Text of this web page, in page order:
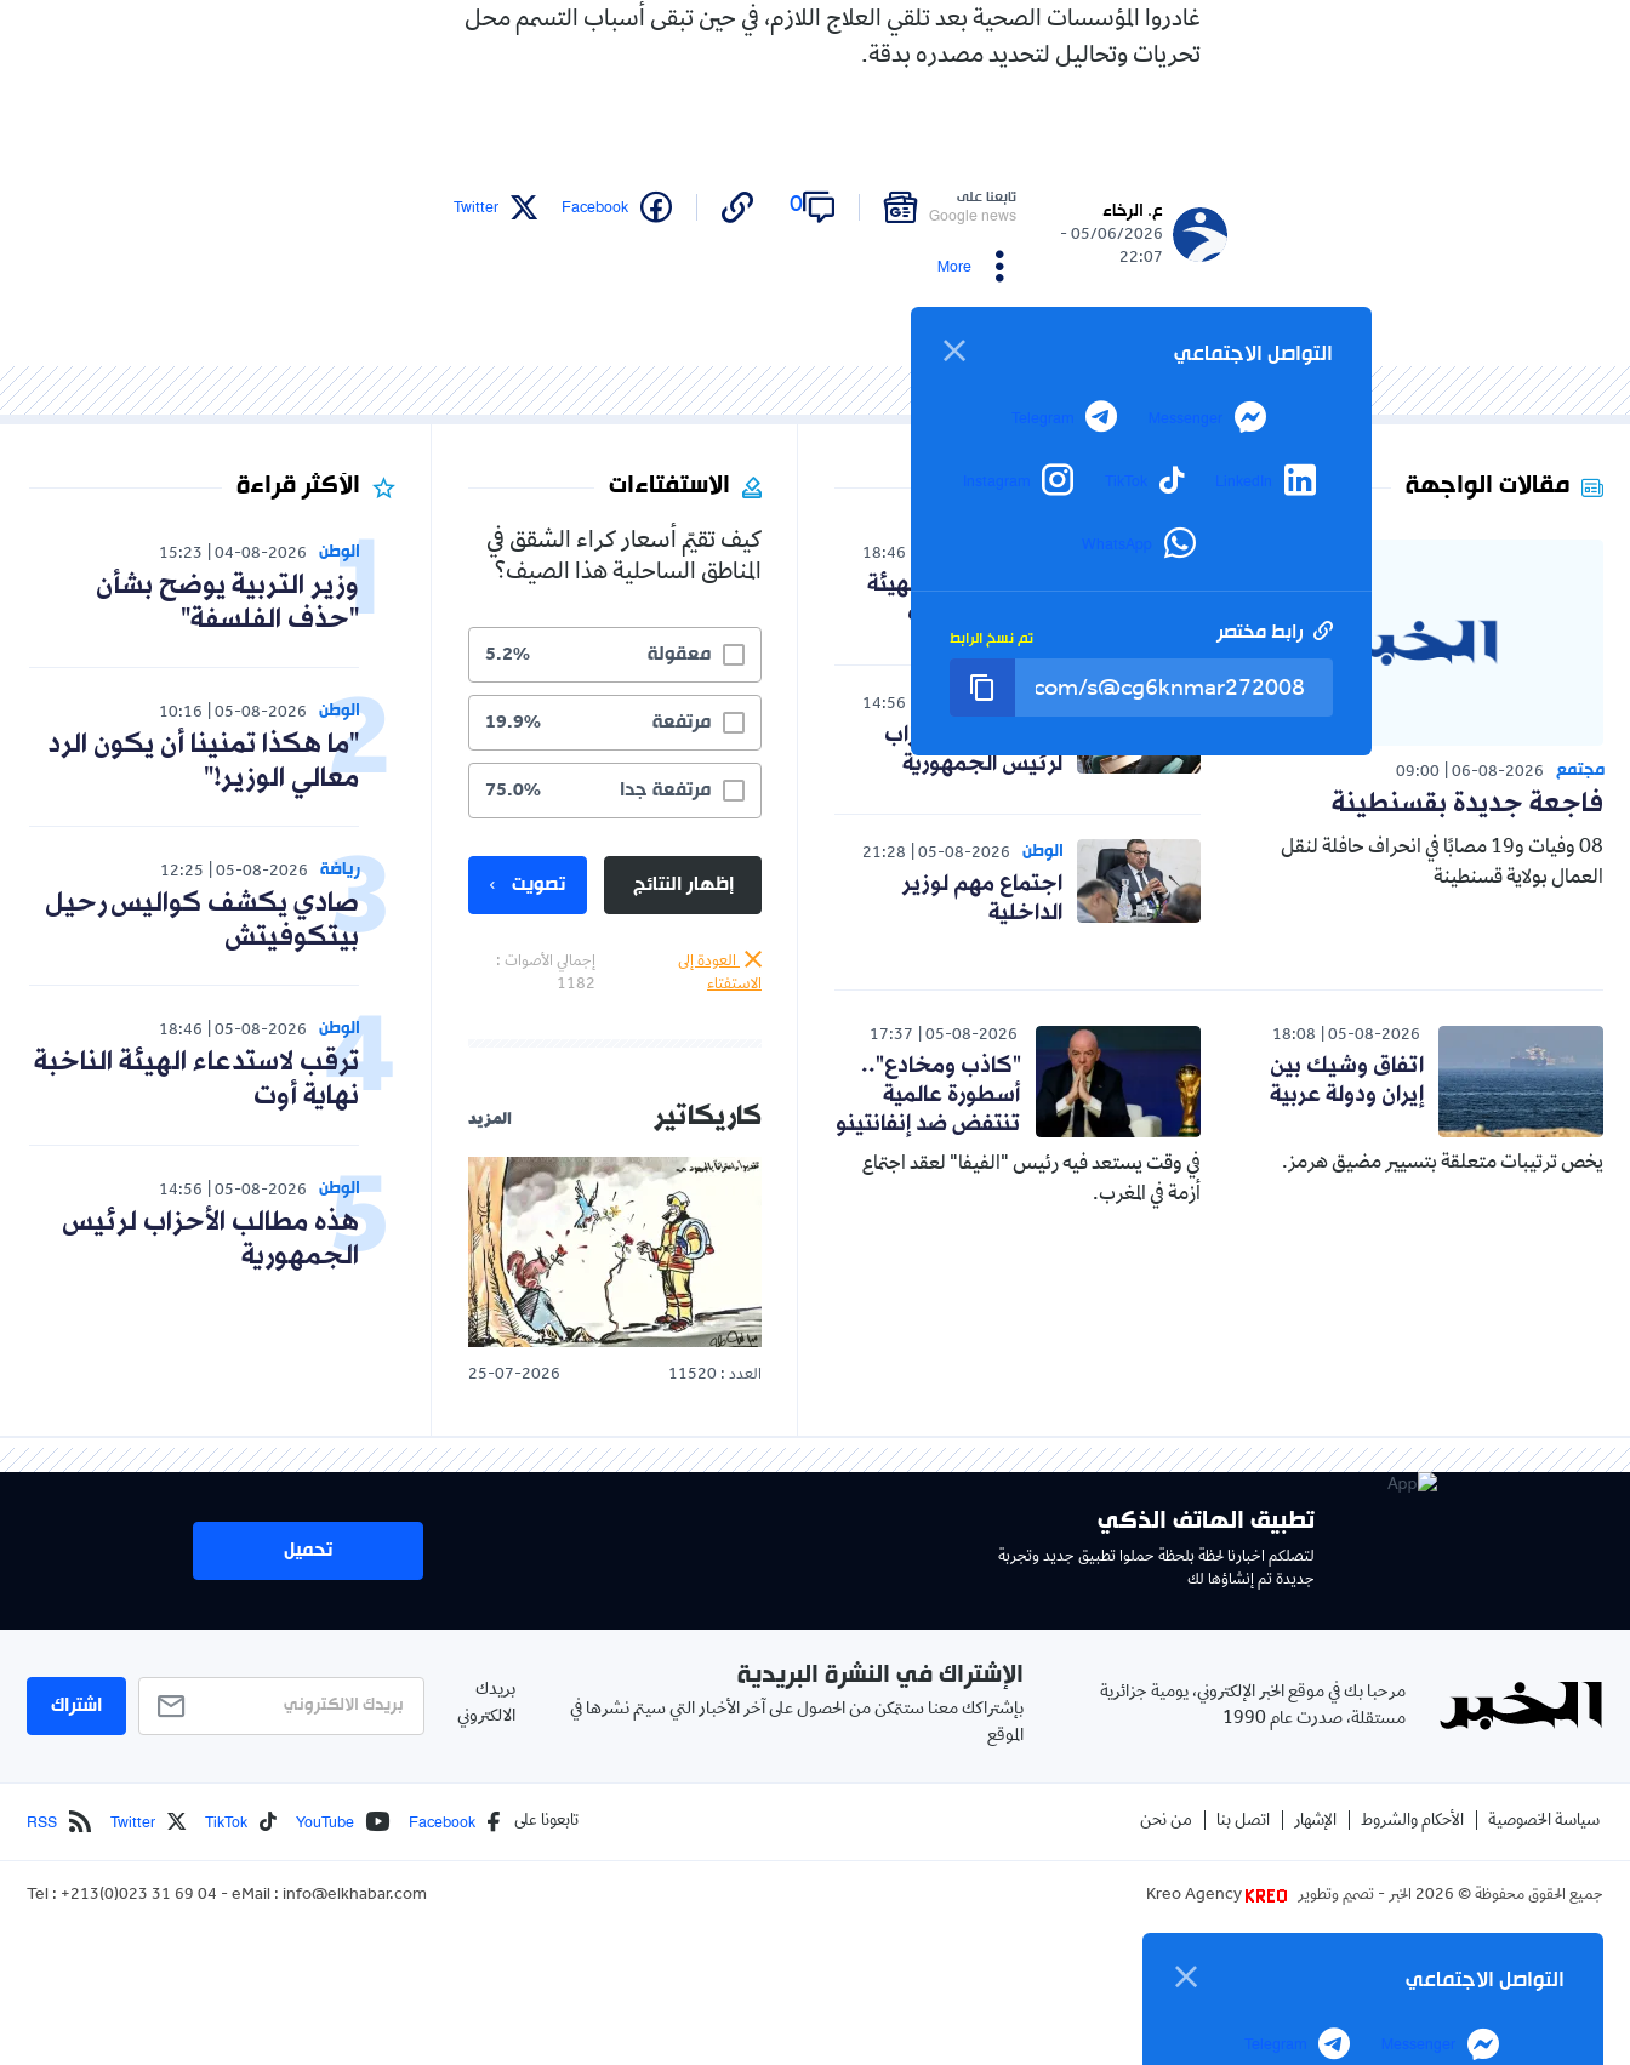
غادروا المؤسسات الصحية بعد تلقي العلاج اللازم، في حين تبقى أسباب التسمم محل
تحريات وتحاليل لتحديد مصدره بدقة.
ع. الرخاء
05/06/2026 -
22:07
تابعنا على
Google news
0
Facebook
Twitter
More
التواصل الاجتماعي
Messenger
Telegram
LinkedIn
TikTok
Instagram
WhatsApp
رابط مختصر تم نسخ الرابط
مقالات الواجهة
مجتمع 06-08-2026
09:00
فاجعة جديدة بقسنطينة
08 وفيات و19 مصابًا في انحراف حافلة لنقل
العمال بولاية قسنطينة
18:46
ترقب لاستدعاء الهيئة
الناخبة نهاية أوت
الوطن 05-08-2026
14:56
هذه مطالب الأحزاب
لرئيس الجمهورية
الوطن 05-08-2026
21:28
اجتماع مهم لوزير
الداخلية
05-08-2026
18:08
اتفاق وشيك بين
إيران ودولة عربية
يخص ترتيبات متعلقة بتسيير مضيق هرمز.
05-08-2026
17:37
"كاذب ومخادع"..
أسطورة عالمية
تنتفض ضد إنفانتينو
في وقت يستعد فيه رئيس "الفيفا" لعقد اجتماع
أزمة في المغرب.
الاستفتاءات
كيف تقيّم أسعار كراء الشقق في
المناطق الساحلية هذا الصيف؟
معقولة 5.2%
مرتفعة 19.9%
مرتفعة جدا 75.0%
إظهار النتائج تصويت
العودة إلى
الاستفتاء
إجمالي الأصوات :
1182
كاريكاتير المزيد
العدد : 11520 25-07-2026
الأكثر قراءة
الوطن 04-08-2026
15:23
وزير التربية يوضح بشأن
"حذف الفلسفة"
الوطن 05-08-2026
10:16
"ما هكذا تمنينا أن يكون الرد
معالي الوزير!"
رياضة 05-08-2026
12:25
صادي يكشف كواليس رحيل
بيتكوفيتش
الوطن 05-08-2026
18:46
ترقب لاستدعاء الهيئة الناخبة
نهاية أوت
الوطن 05-08-2026
14:56
هذه مطالب الأحزاب لرئيس
الجمهورية
تطبيق الهاتف الذكي
لتصلكم اخبارنا لحظة بلحظة حملوا تطبيق جديد وتجربة
جديدة تم إنشاؤها لك
تحميل
مرحبا بك في موقع الخبر الإلكتروني، يومية جزائرية
مستقلة، صدرت عام 1990
الإشتراك في النشرة البريدية
بإشتراكك معنا ستتمكن من الحصول على آخر الأخبار التي سيتم نشرها في
الموقع
بريدك
الالكتروني
اشتراك
سياسة الخصوصية الأحكام والشروط الإشهار اتصل بنا من نحن تابعونا على Facebook
YouTube
TikTok
Twitter
RSS
جميع الحقوق محفوظة © 2026 الخبر - تصميم وتطوير Kreo Agency
Tel : +213(0)023 31 69 04 - eMail : info@elkhabar.com
التواصل الاجتماعي
Messenger
Telegram